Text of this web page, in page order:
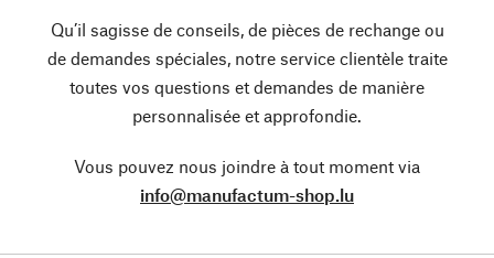
Qu’il sagisse de conseils, de pièces de rechange ou
de demandes spéciales, notre service clientèle traite
toutes vos questions et demandes de manière
personnalisée et approfondie.
Vous pouvez nous joindre à tout moment via
info@manufactum-shop.lu